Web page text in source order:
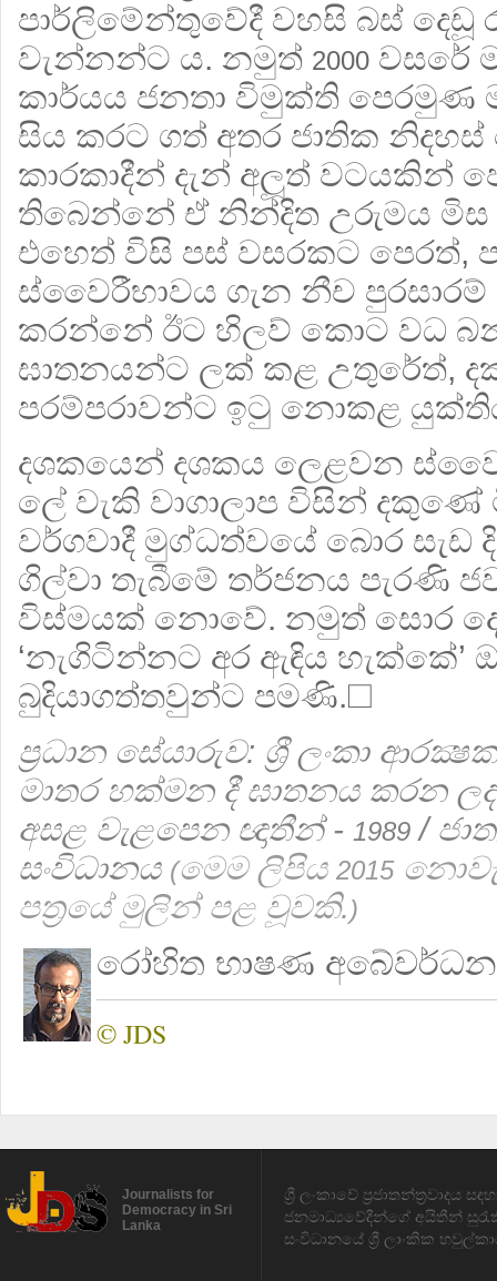
පාර්ලිමේන්තුවේදී වහසි බස්
වැන්නන්ට ය. නමුත් 2000 වසරේ
කාර්යය ජනතා විමුක්ති
සිය කරට ගත් අතර ජාතික
කාරකාදීන් දැන් අලූත් වටයකින්
තිබෙන්නේ ඒ නින්දිත උරුමය
එහෙත් විසි පස් වසරකට පෙරත්,
ස්වෛරීභාවය ගැන නීච
කරන්නේ ඊට හිලව් කොට වධ
ඝාතනයන්ට ලක් කළ උතුරේත්,
පරම්පරාවන්ට ඉටු නොකළ
දශකයෙන් දශකය ලෙළවන
ලේ වැකි වාගාලාප විසින් දකුණේ
වර්ගවාදී මුග්ධත්වයේ බොර සැඩ
ගිල්වා තැබීමේ තර්ජනය පැරණි
විස්මයක් නොවේ. නමුත් සොර
‘නැගිටින්නට අර ඇඳිය හැක්කේ’
බුදියාගත්තවුන්ට පමණි.☐
ප්‍රධාන සේයාරුව: ශ්‍රී ලංකා
මාතර හක්මන දී ඝාතනය කරන
අසළ වැළපෙන ඥාතීන් - 1989 /
සංවිධානය (මෙම ලිපිය 2015
පත්‍රයේ මුලින් පළ වූවකි.)
රෝහිත භාෂණ අබේවර්ධන
© JDS
Journalists for
Democracy in Sri
Lanka
ශ්‍රී ලංකාවේ ප්‍රජාතන්ත්‍රවාදය
ජනමාධ්‍යවේදීන්ගේ අයිතීන්
සංවිධානයේ ශ්‍රී ලාංකික